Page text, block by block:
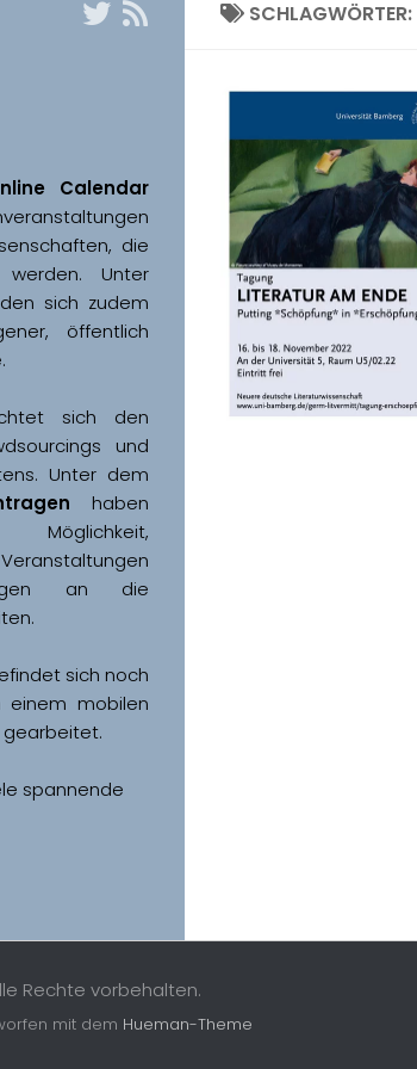
SCHLAGWÖRTER:
sich zudem
öffentlich
sich den
und
Unter dem
haben
Möglichkeit,
an die
sich noch
einem mobilen
spannende
Rechte vorbehalten.
mit dem Hueman-Theme